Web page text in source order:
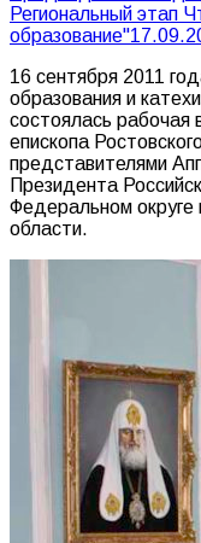
Региональный этап
образование"
16 сентября 2011
образования и
состоялась
епископа
представителями
Президента
Федеральном
области.